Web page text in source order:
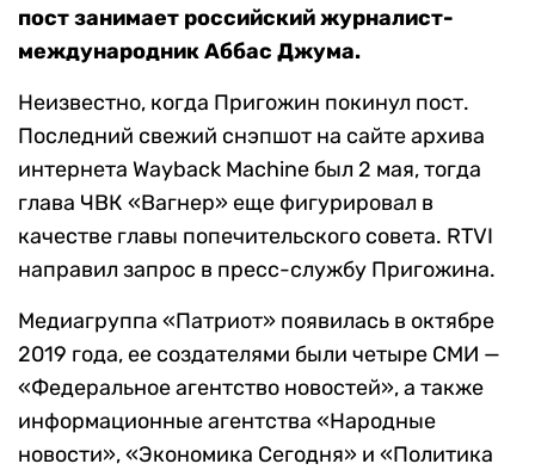
пост занимает российский журналист-
международник Аббас Джума.
Неизвестно, когда Пригожин покинул пост.
Последний свежий снэпшот на сайте архива
интернета Wayback Machine был 2 мая, тогда
глава ЧВК «Вагнер» еще фигурировал в
качестве главы попечительского совета. RTVI
направил запрос в пресс-службу Пригожина.
Медиагруппа «Патриот» появилась в октябре
2019 года, ее создателями были четыре СМИ —
«Федеральное агентство новостей», а также
информационные агентства «Народные
новости», «Экономика Сегодня» и «Политика